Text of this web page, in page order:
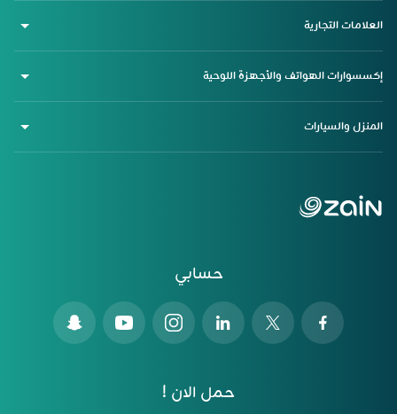
حسابي
حمل الان !
العلامات التجارية
إكسسوارات الهواتف والأجهزة اللوحية
المنزل والسيارات